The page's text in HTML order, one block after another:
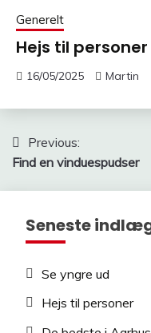
Generelt
Hejs til personer
16/05/2025 Martin
Previous:
Find en vinduespudser
Seneste
Se yngre ud
Hejs til personer